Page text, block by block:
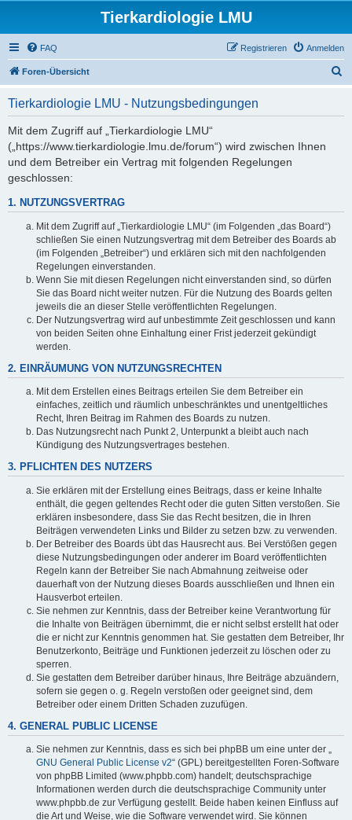
Tierkardiologie LMU
FAQ Anmelden
Registrieren
Foren-Übersicht
Tierkardiologie LMU - Nutzungsbedingungen
Mit dem Zugriff auf „Tierkardiologie LMU“
(„https://www.tierkardiologie.lmu.de/forum“) wird zwischen Ihnen
und dem Betreiber ein Vertrag mit folgenden Regelungen
geschlossen:
1. NUTZUNGSVERTRAG
Mit dem Zugriff auf „Tierkardiologie LMU“ (im Folgenden „das Board“)
schließen Sie einen Nutzungsvertrag mit dem Betreiber des Boards ab
(im Folgenden „Betreiber“) und erklären sich mit den nachfolgenden
Regelungen einverstanden.
Wenn Sie mit diesen Regelungen nicht einverstanden sind, so dürfen
Sie das Board nicht weiter nutzen. Für die Nutzung des Boards gelten
jeweils die an dieser Stelle veröffentlichten Regelungen.
Der Nutzungsvertrag wird auf unbestimmte Zeit geschlossen und kann
von beiden Seiten ohne Einhaltung einer Frist jederzeit gekündigt
werden.
2. EINRÄUMUNG VON NUTZUNGSRECHTEN
Mit dem Erstellen eines Beitrags erteilen Sie dem Betreiber ein
einfaches, zeitlich und räumlich unbeschränktes und unentgeltliches
Recht, Ihren Beitrag im Rahmen des Boards zu nutzen.
Das Nutzungsrecht nach Punkt 2, Unterpunkt a bleibt auch nach
Kündigung des Nutzungsvertrages bestehen.
3. PFLICHTEN DES NUTZERS
Sie erklären mit der Erstellung eines Beitrags, dass er keine Inhalte
enthält, die gegen geltendes Recht oder die guten Sitten verstoßen. Sie
erklären insbesondere, dass Sie das Recht besitzen, die in Ihren
Beiträgen verwendeten Links und Bilder zu setzen bzw. zu verwenden.
Der Betreiber des Boards übt das Hausrecht aus. Bei Verstößen gegen
diese Nutzungsbedingungen oder anderer im Board veröffentlichten
Regeln kann der Betreiber Sie nach Abmahnung zeitweise oder
dauerhaft von der Nutzung dieses Boards ausschließen und Ihnen ein
Hausverbot erteilen.
Sie nehmen zur Kenntnis, dass der Betreiber keine Verantwortung für
die Inhalte von Beiträgen übernimmt, die er nicht selbst erstellt hat oder
die er nicht zur Kenntnis genommen hat. Sie gestatten dem Betreiber, Ihr
Benutzerkonto, Beiträge und Funktionen jederzeit zu löschen oder zu
sperren.
Sie gestatten dem Betreiber darüber hinaus, Ihre Beiträge abzuändern,
sofern sie gegen o. g. Regeln verstoßen oder geeignet sind, dem
Betreiber oder einem Dritten Schaden zuzufügen.
4. GENERAL PUBLIC LICENSE
Sie nehmen zur Kenntnis, dass es sich bei phpBB um eine unter der „
GNU General Public License v2“ (GPL) bereitgestellten Foren-Software
von phpBB Limited (www.phpbb.com) handelt; deutschsprachige
Informationen werden durch die deutschsprachige Community unter
www.phpbb.de zur Verfügung gestellt. Beide haben keinen Einfluss auf
die Art und Weise, wie die Software verwendet wird. Sie können